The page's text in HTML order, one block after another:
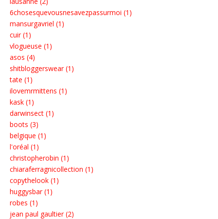
6chosesquevousnesavezpassurmoi (1)
mansurgavriel (1)
cuir (1)
vlogueuse (1)
asos (4)
shitbloggerswear (1)
tate (1)
ilovemrmittens (1)
kask (1)
darwinsect (1)
boots (3)
belgique (1)
l'oréal (1)
christopherobin (1)
chiaraferragnicollection (1)
copythelook (1)
huggysbar (1)
robes (1)
jean paul gaultier (2)